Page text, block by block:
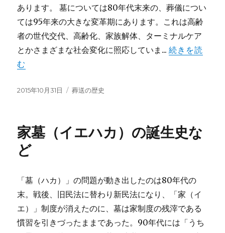
あります。 墓については80年代末来の、葬儀につい
ては95年来の大きな変革期にあります。これは高齢
者の世代交代、高齢化、家族解体、ターミナルケア
とかさまざまな社会変化に照応していま...続きを読
む
投
2015年10月31日
カ
ー
葬送の歴史
家墓（イエハカ）の誕生史な
ど
「墓（ハカ）」の問題が動き出したのは80年代の
末。戦後、旧民法に替わり新民法になり、「家（イ
エ）」制度が消えたのに、墓は家制度の残滓である
慣習を引きづったままであった。90年代には「うち